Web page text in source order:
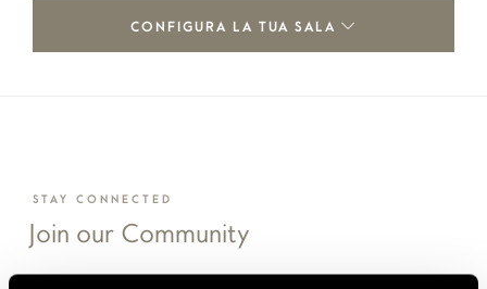
CONFIGURA LA TUA SALA
STAY CONNECTED
Join our Community